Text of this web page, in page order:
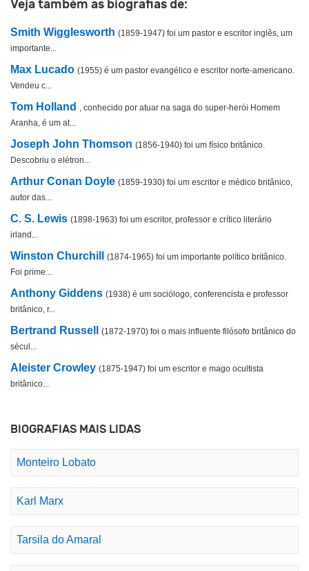
Veja também as biografias de:
Smith Wigglesworth (1859-1947) foi um pastor e escritor inglês, um
importante...
Max Lucado (1955) é um pastor evangélico e escritor norte-americano.
Vendeu c...
Tom Holland
, conhecido por atuar na saga do super-herói Homem
Aranha, é um at...
Joseph John Thomson (1856-1940) foi um físico britânico.
Descobriu o elétron...
Arthur Conan Doyle (1859-1930) foi um escritor e médico britânico,
autor das...
C. S. Lewis (1898-1963) foi um escritor, professor e crítico literário
irland...
Winston Churchill
(1874-1965) foi um importante político britânico.
Foi prime...
Anthony Giddens (1938) é um sociólogo, conferencista e professor
britânico, r...
Bertrand Russell
(1872-1970) foi o mais influente filósofo britânico do
sécul...
Aleister Crowley (1875-1947) foi um escritor e mago ocultista
britânico...
BIOGRAFIAS MAIS LIDAS
Monteiro Lobato
Karl Marx
Tarsila do Amaral